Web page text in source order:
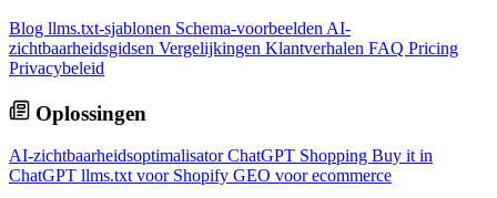
Blog llms.txt-sjablonen Schema-voorbeelden AI-
zichtbaarheidsgidsen Vergelijkingen Klantverhalen FAQ Pricing
Privacybeleid
Oplossingen
AI-zichtbaarheidsoptimalisatorChatGPT Shopping Buy it in
ChatGPT llms.txt voor Shopify GEO voor ecommerce